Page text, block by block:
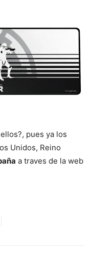
pues ya los
Unidos, Reino
a traves de la web